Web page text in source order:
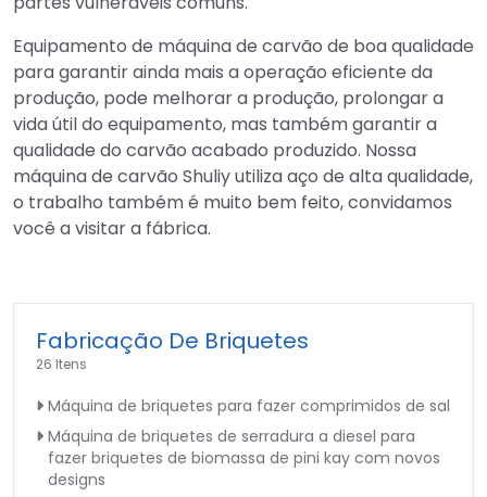
Equipamento de máquina de carvão de boa qualidade
para garantir ainda mais a operação eficiente da
produção, pode melhorar a produção, prolongar a
vida útil do equipamento, mas também garantir a
qualidade do carvão acabado produzido. Nossa
máquina de carvão Shuliy utiliza aço de alta qualidade,
o trabalho também é muito bem feito, convidamos
você a visitar a fábrica.
Fabricação De Briquetes
26 Itens
Máquina de briquetes para fazer comprimidos de sal
Máquina de briquetes de serradura a diesel para
fazer briquetes de biomassa de pini kay com novos
designs